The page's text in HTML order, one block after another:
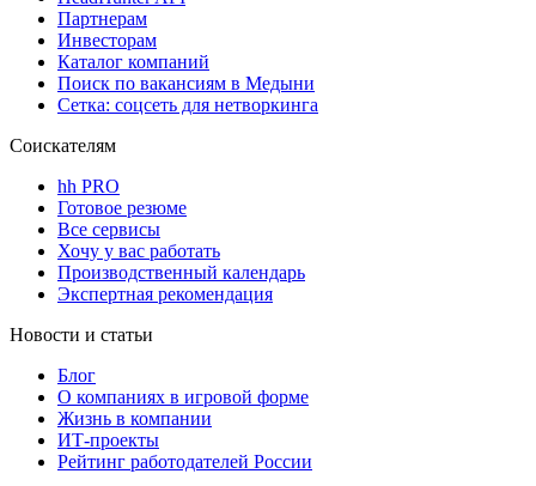
Партнерам
Инвесторам
Каталог компаний
Поиск по вакансиям в Медыни
Сетка: соцсеть для нетворкинга
Соискателям
hh PRO
Готовое резюме
Все сервисы
Хочу у вас работать
Производственный календарь
Экспертная рекомендация
Новости и статьи
Блог
О компаниях в игровой форме
Жизнь в компании
ИТ-проекты
Рейтинг работодателей России